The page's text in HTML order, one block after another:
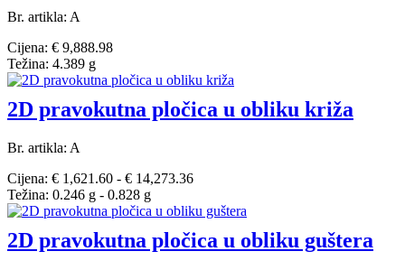
Br. artikla: A
Cijena: € 9,888.98
Težina: 4.389 g
2D pravokutna pločica u obliku križa
Br. artikla: A
Cijena: € 1,621.60 - € 14,273.36
Težina: 0.246 g - 0.828 g
2D pravokutna pločica u obliku guštera